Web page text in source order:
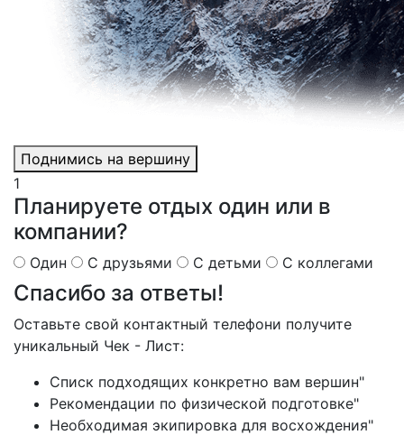
Поднимись на вершину
1
Планируете отдых один или в
компании?
Один С друзьями С детьми С коллегами
Спасибо за ответы!
Оставьте свой контактный телефони получите
уникальный Чек - Лист:
Cписк подходящих конкретно вам вершин"
Рекомендации по физической подготовке"
Необходимая экипировка для восхождения"